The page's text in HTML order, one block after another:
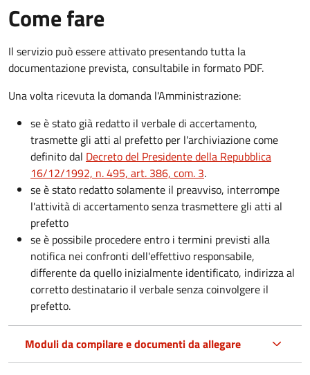
Come fare
Il servizio può essere attivato presentando tutta la
documentazione prevista, consultabile in formato PDF.
Una volta ricevuta la domanda l'Amministrazione:
se è stato già redatto il verbale di accertamento,
trasmette gli atti al prefetto per l'archiviazione come
definito dal Decreto del Presidente della Repubblica
16/12/1992, n. 495, art. 386, com. 3.
se è stato redatto solamente il preavviso, interrompe
l'attività di accertamento senza trasmettere gli atti al
prefetto
se è possibile procedere entro i termini previsti alla
notifica nei confronti dell'effettivo responsabile,
differente da quello inizialmente identificato, indirizza al
corretto destinatario il verbale senza coinvolgere il
prefetto.
Moduli da compilare e documenti da allegare